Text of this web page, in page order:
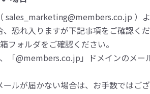
sales_marketing@members.co.jp ）
恐れ入りますが下記事項をご確認くだ
フォルダをご確認ください。
「@members.co.jp」ドメインのメー
ールが届かない場合は、お手数では